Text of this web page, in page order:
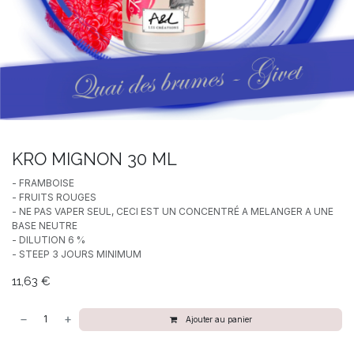
KRO MIGNON 30 ML
- FRAMBOISE
- FRUITS ROUGES
- NE PAS VAPER SEUL, CECI EST UN CONCENTRÉ A MELANGER A UNE
BASE NEUTRE
- DILUTION 6 %
- STEEP 3 JOURS MINIMUM
11,63 €
Ajouter au panier